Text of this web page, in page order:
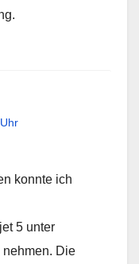
konnte ich
5 unter
Die